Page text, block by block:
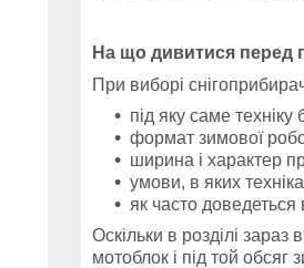
На що дивитися перед
При виборі
під яку саме техніку
формат зимової
ширина і характер
умови, в яких
як часто доведеться
Оскільки в розділі
мотоблок і під той обсяг